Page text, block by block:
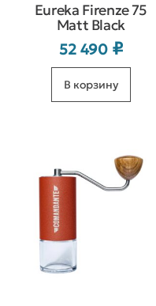
Eureka Firenze 75
Matt Black
52 490 ₽
В корзину